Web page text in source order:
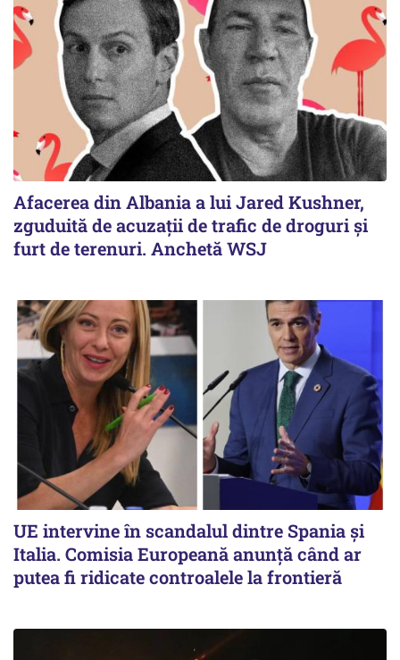
Afacerea din Albania a lui Jared Kushner,
zguduită de acuzații de trafic de droguri și
furt de terenuri. Anchetă WSJ
UE intervine în scandalul dintre Spania și
Italia. Comisia Europeană anunță când ar
putea fi ridicate controalele la frontieră